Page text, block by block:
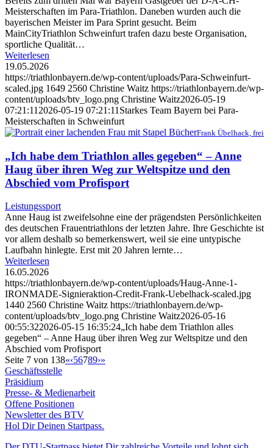
Meisterschaften im Para-Triathlon. Daneben wurden auch die
bayerischen Meister im Para Sprint gesucht. Beim
MainCityTriathlon Schweinfurt trafen dazu beste Organisation,
sportliche Qualität…
Weiterlesen
19.05.2026
https://triathlonbayern.de/wp-content/uploads/Para-Schweinfurt-
scaled.jpg 1649 2560 Christine Waitz https://triathlonbayern.de/wp-
content/uploads/btv_logo.png Christine Waitz2026-05-19
07:21:11 2026-05-19 07:21:11 Starkes Team Bayern bei Para-
Meisterschaften in Schweinfurt
Frank Übelhack, frei
„Ich habe dem Triathlon alles gegeben“ – Anne
Haug über ihren Weg zur Weltspitze und den
Abschied vom Profisport
Leistungssport
Anne Haug ist zweifelsohne eine der prägendsten Persönlichkeiten
des deutschen Frauentriathlons der letzten Jahre. Ihre Geschichte ist
vor allem deshalb so bemerkenswert, weil sie eine untypische
Laufbahn hinlegte. Erst mit 20 Jahren lernte…
Weiterlesen
16.05.2026
https://triathlonbayern.de/wp-content/uploads/Haug-Anne-1-
IRONMADE-Signieraktion-Credit-Frank-Uebelhack-scaled.jpg
1440 2560 Christine Waitz https://triathlonbayern.de/wp-
content/uploads/btv_logo.png Christine Waitz2026-05-16
00:55:322026-05-15 16:35:24„Ich habe dem Triathlon alles
gegeben“ – Anne Haug über ihren Weg zur Weltspitze und den
Abschied vom Profisport
Seite 7 von 138«‹56789›»
Geschäftsstelle
Präsidium
Presse- & Medienarbeit
Offene Positionen
Newsletter des BTV
Hol Dir Deinen Startpass.